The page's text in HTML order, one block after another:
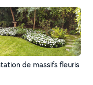
de massifs fleuris